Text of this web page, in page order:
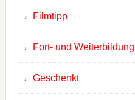
Filmtipp
Fort- und Weiterbildung
Geschenkt